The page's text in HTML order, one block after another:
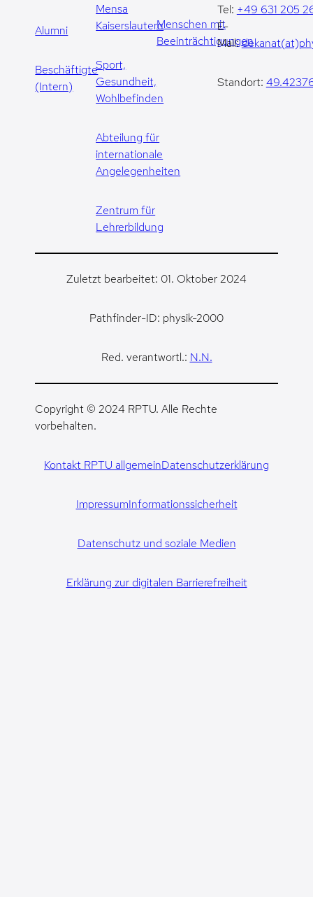
Alumni
Beschäftigte
(Intern)
Mensa
Kaiserslautern
Sport,
Gesundheit,
Wohlbefinden
Abteilung für
internationale
Angelegenheiten
Zentrum für
Lehrerbildung
Menschen mit
Beeinträchtigungen
Tel: +49 631 205
E-
Mail:
Standort:
Zuletzt bearbeitet: 01. Oktober 2024
Pathfinder-ID: physik-2000
Red. verantwortl.: N.N.
Copyright © 2024 RPTU. Alle Rechte
vorbehalten.
Kontakt RPTU allgemeinDatenschutzerklärung
ImpressumInformationssicherheit
Datenschutz und soziale Medien
Erklärung zur digitalen Barrierefreiheit